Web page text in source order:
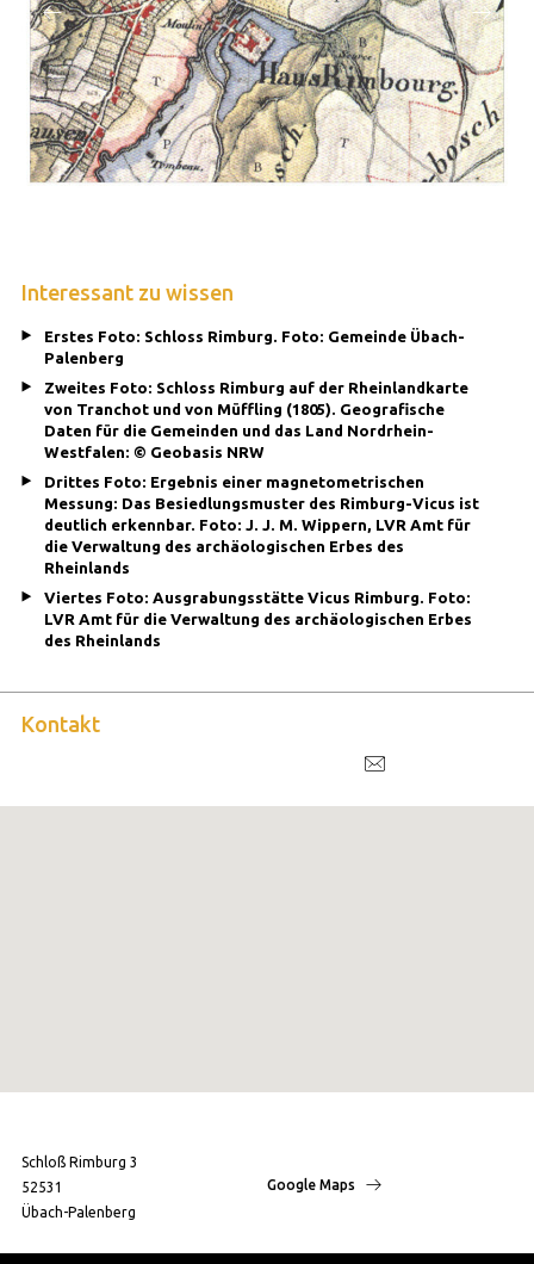
Interessant zu wissen
Erstes Foto: Schloss Rimburg. Foto: Gemeinde Übach-
Palenberg
Zweites Foto: Schloss Rimburg auf der Rheinlandkarte
von Tranchot und von Müffling (1805). Geografische
Daten für die Gemeinden und das Land Nordrhein-
Westfalen: © Geobasis NRW
Drittes Foto: Ergebnis einer magnetometrischen
Messung: Das Besiedlungsmuster des Rimburg-Vicus ist
deutlich erkennbar. Foto: J. J. M. Wippern, LVR Amt für
die Verwaltung des archäologischen Erbes des
Rheinlands
Viertes Foto: Ausgrabungsstätte Vicus Rimburg. Foto:
LVR Amt für die Verwaltung des archäologischen Erbes
des Rheinlands
Kontakt
Schloß Rimburg 3
52531
Übach-Palenberg
Google Maps